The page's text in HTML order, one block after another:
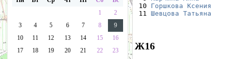
1
2
3
4 5 6 7 8
9
10
11 12 13 14 15
16
17
18 19 20 21 22
23
10 Горшкова Ксения
11 Шевцова Татьяна
Ж16